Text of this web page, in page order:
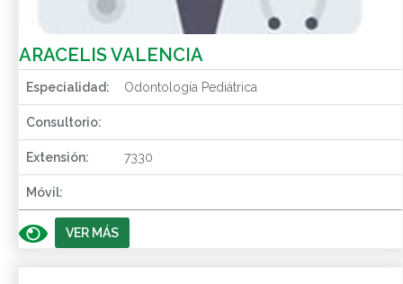
ARACELIS VALENCIA
Especialidad: Odontología Pediátrica
Consultorio:
Extensión: 7330
Móvil:
VER MÁS